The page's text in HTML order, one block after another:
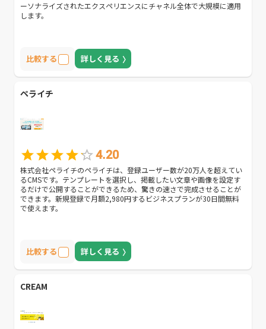
ーソナライズされたエクスペリエンスにチャネル全体で大規模に適用
します。
比較する 詳しく見る
ペライチ
4.20
株式会社ペライチのペライチは、登録ユーザー数が20万人を超えてい
るCMSです。テンプレートを選択し、掲載したい文章や画像を設定す
るだけで公開することができるため、驚きの速さで完成させることが
できます。新規登録で月額2,980円するビジネスプランが30日間無料
で使えます。
比較する 詳しく見る
CREAM